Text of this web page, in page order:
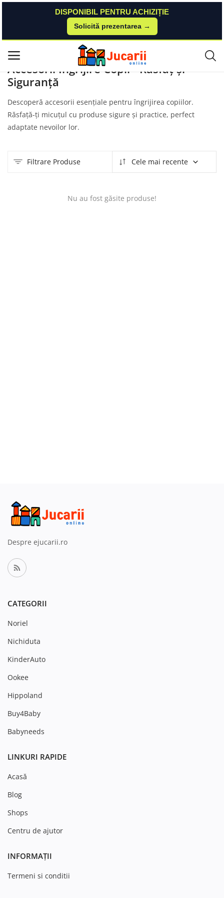
DISPONIBIL PENTRU ACHIZIȚIE
Solicită prezentarea →
Meniu principal
Categorii
Acasă
Contact
Accesorii Ingrijire Copii
Accesorii Ingrijire Copii - Răsfăț și
Siguranță
Descoperă accesorii esențiale pentru îngrijirea copiilor.
Răsfață-ți micuțul cu produse sigure și practice, perfect
adaptate nevoilor lor.
Filtrare Produse Cele mai recente
Nu au fost găsite produse!
Despre ejucarii.ro
CATEGORII
Noriel
Nichiduta
KinderAuto
Ookee
Hippoland
Buy4Baby
Babyneeds
LINKURI RAPIDE
Acasă
Blog
Shops
Centru de ajutor
INFORMAȚII
Termeni si conditii